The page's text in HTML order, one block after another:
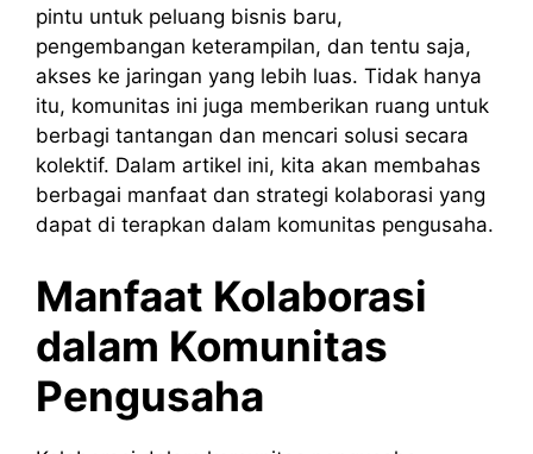
pintu untuk peluang bisnis baru,
pengembangan keterampilan, dan tentu saja,
akses ke jaringan yang lebih luas. Tidak hanya
itu, komunitas ini juga memberikan ruang untuk
berbagi tantangan dan mencari solusi secara
kolektif. Dalam artikel ini, kita akan membahas
berbagai manfaat dan strategi kolaborasi yang
dapat di terapkan dalam komunitas pengusaha.
Manfaat Kolaborasi
dalam Komunitas
Pengusaha